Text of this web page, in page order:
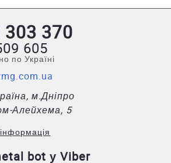
303 370
605
по Україні
м.Дніпро
Алейхема, 5
bot у Viber